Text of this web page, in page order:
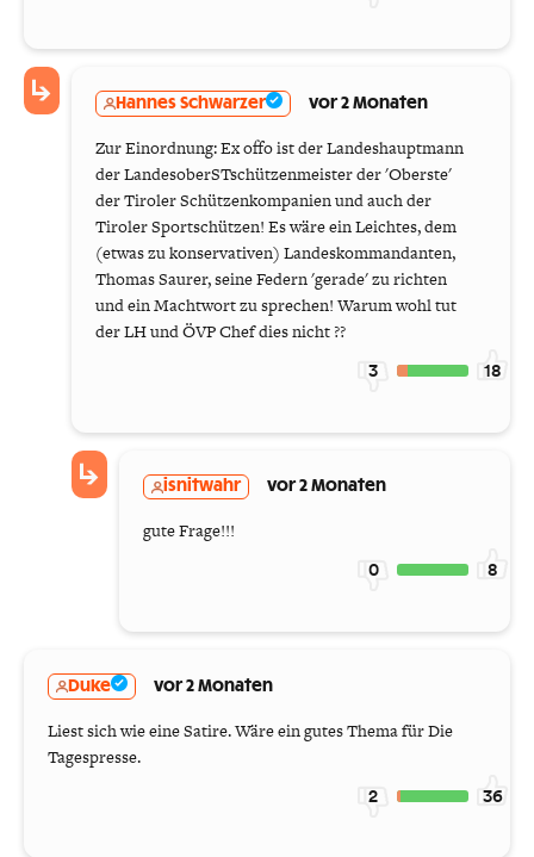
Hannes Schwarzer vor 2 Monaten
Zur Einordnung: Ex offo ist der Landeshauptmann
der LandesoberSTschützenmeister der 'Oberste'
der Tiroler Schützenkompanien und auch der
Tiroler Sportschützen! Es wäre ein Leichtes, dem
(etwas zu konservativen) Landeskommandanten,
Thomas Saurer, seine Federn 'gerade' zu richten
und ein Machtwort zu sprechen! Warum wohl tut
der LH und ÖVP Chef dies nicht ??
3 18
isnitwahr vor 2 Monaten
gute Frage!!!
0 8
Duke vor 2 Monaten
Liest sich wie eine Satire. Wäre ein gutes Thema für Die
Tagespresse.
2 36